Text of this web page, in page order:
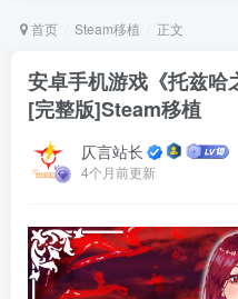
首页 Steam移植 正文
安卓手机游戏《托兹哈
[完整版]Steam移植
仄言站长
4个月前更新